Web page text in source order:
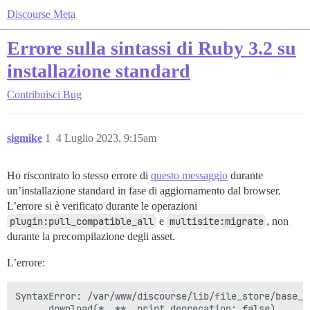
Discourse Meta
Errore sulla sintassi di Ruby 3.2 su
installazione standard
Contribuisci Bug
sigmike 4 Luglio 2023, 9:15am
1
Ho riscontrato lo stesso errore di questo messaggio durante
un’installazione standard in fase di aggiornamento dal browser.
L’errore si è verificato durante le operazioni
plugin:pull_compatible_all e multisite:migrate , non
durante la precompilazione degli asset.
L’errore:
SyntaxError: /var/www/discourse/lib/file_store/